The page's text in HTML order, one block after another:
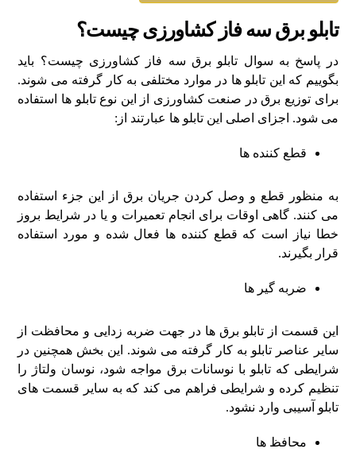
تابلو برق سه فاز کشاورزی چیست؟
در پاسخ به سوال تابلو برق سه فاز کشاورزی چیست؟ باید
بگوییم که این تابلو ها در موارد مختلفی به کار گرفته می شوند.
برای توزیع برق در صنعت کشاورزی از این نوع تابلو ها استفاده
می شود. اجزای اصلی این تابلو ها عبارتند از:
قطع کننده ها
به منظور قطع و وصل کردن جریان برق از این جزء استفاده
می کنند. گاهی اوقات برای انجام تعمیرات و یا در شرایط بروز
خطا نیاز است که قطع کننده ها فعال شده و مورد استفاده
قرار بگیرند.
ضربه گیر ها
این قسمت از تابلو برق ها در جهت ضربه زدایی و محافظت از
سایر عناصر تابلو به کار گرفته می شوند. این بخش همچنین در
شرایطی که تابلو با نوسانات برق مواجه شود، نوسان ولتاژ را
تنظیم کرده و شرایطی فراهم می کند که به سایر قسمت های
تابلو آسیبی وارد نشود.
محافظ ها